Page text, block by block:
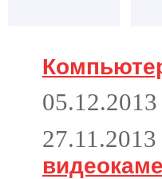
05.12.2013
27.11.2013